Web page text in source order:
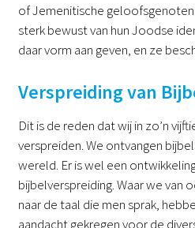
of Jemenitische
sterk bewust van hun Joodse
daar vorm aan geven, en ze
Verspreiding van
Dit is de reden dat wij in zo’n
verspreiden. We ontvangen
wereld. Er is wel een
bijbelverspreiding. Waar we van
naar de taal die men sprak,
aandacht gekregen voor de